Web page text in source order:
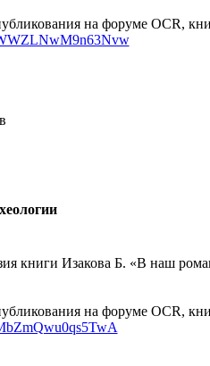
на форуме OCR,
книги Изакова Б. «В наш
на форуме OCR,